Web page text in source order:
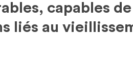
capables
liés au